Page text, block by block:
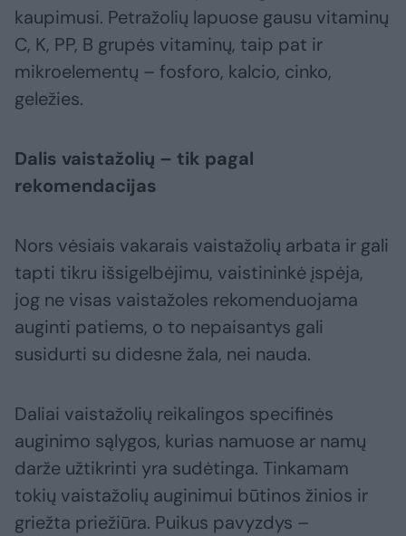
kaupimusi. Petražolių lapuose gausu vitaminų
C, K, PP, B grupės vitaminų, taip pat ir
mikroelementų – fosforo, kalcio, cinko,
geležies.
Dalis vaistažolių – tik pagal
rekomendacijas
Nors vėsiais vakarais vaistažolių arbata ir gali
tapti tikru išsigelbėjimu, vaistininkė įspėja,
jog ne visas vaistažoles rekomenduojama
auginti patiems, o to nepaisantys gali
susidurti su didesne žala, nei nauda.
Daliai vaistažolių reikalingos specifinės
auginimo sąlygos, kurias namuose ar namų
darže užtikrinti yra sudėtinga. Tinkamam
tokių vaistažolių auginimui būtinos žinios ir
griežta priežiūra. Puikus pavyzdys –